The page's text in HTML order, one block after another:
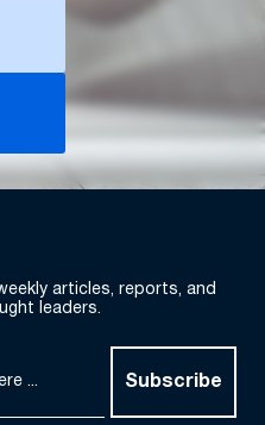
articles, reports, and
leaders.
Subscribe